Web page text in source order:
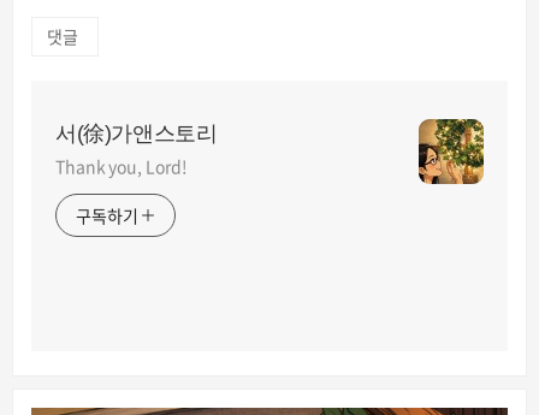
댓글
서(徐)가앤스토리
Thank you, Lord!
구독하기